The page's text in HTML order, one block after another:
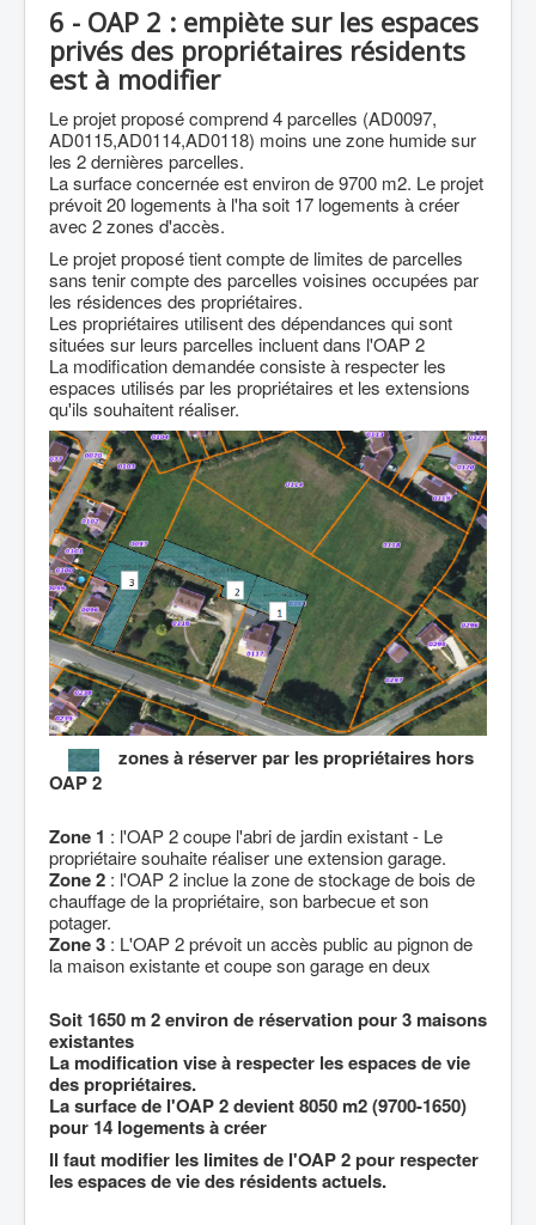
6 - OAP 2 : empiète sur les espaces
privés des propriétaires résidents
est à modifier
Le projet proposé comprend 4 parcelles (AD0097,
AD0115,AD0114,AD0118) moins une zone humide sur
les 2 dernières parcelles.
La surface concernée est environ de 9700 m2. Le projet
prévoit 20 logements à l'ha soit 17 logements à créer
avec 2 zones d'accès.
Le projet proposé tient compte de limites de parcelles
sans tenir compte des parcelles voisines occupées par
les résidences des propriétaires.
Les propriétaires utilisent des dépendances qui sont
situées sur leurs parcelles incluent dans l'OAP 2
La modification demandée consiste à respecter les
espaces utilisés par les propriétaires et les extensions
qu'ils souhaitent réaliser.
zones à réserver par les propriétaires hors
OAP 2
Zone 1 : l'OAP 2 coupe l'abri de jardin existant - Le
propriétaire souhaite réaliser une extension garage.
Zone 2 : l'OAP 2 inclue la zone de stockage de bois de
chauffage de la propriétaire, son barbecue et son
potager.
Zone 3 : L'OAP 2 prévoit un accès public au pignon de
la maison existante et coupe son garage en deux
Soit 1650 m 2 environ de réservation pour 3 maisons
existantes
La modification vise à respecter les espaces de vie
des propriétaires.
La surface de l'OAP 2 devient 8050 m2 (9700-1650)
pour 14 logements à créer
Il faut modifier les limites de l'OAP 2 pour respecter
les espaces de vie des résidents actuels.